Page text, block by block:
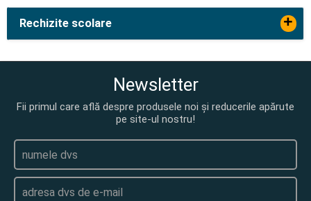
Rechizite scolare +
Newsletter
Fii primul care află despre produsele noi și reducerile apărute
pe site-ul nostru!